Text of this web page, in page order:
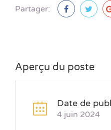
Partager:
Aperçu du poste
Date de
4 juin 2024